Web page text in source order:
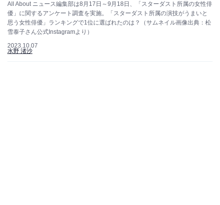
All About ニュース編集部は8月17日～9月18日、「スターダスト所属の女性俳
優」に関するアンケート調査を実施。「スターダスト所属の演技がうまいと
思う女性俳優」ランキングで1位に選ばれたのは？（サムネイル画像出典：松
雪泰子さん公式Instagramより）
2023.10.07
水野 渚沙